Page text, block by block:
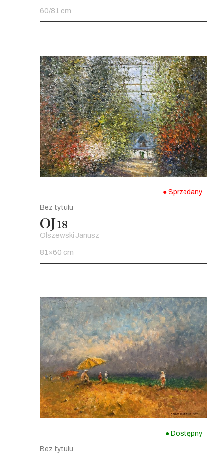
60/81 cm
● Sprzedany
Bez tytułu
OJ18
Olszewski Janusz
81×60 cm
● Dostępny
Bez tytułu